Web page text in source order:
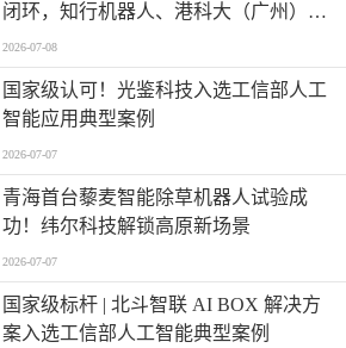
闭环，知行机器人、港科大（广州）、
北京粤电三方联合解锁城市服务机器人
规模化应用
2026-07-08
国家级认可！光鉴科技入选工信部人工
智能应用典型案例
2026-07-07
青海首台藜麦智能除草机器人试验成
功！纬尔科技解锁高原新场景
2026-07-07
国家级标杆 | 北斗智联 AI BOX 解决方
案入选工信部人工智能典型案例